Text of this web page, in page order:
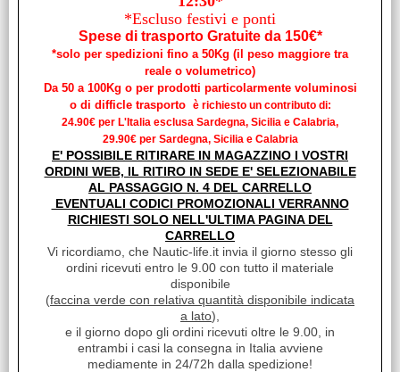
REDANCE INOX Ø MM.12
Cod. art.:
Marca:
NO BRAND
Unità di misura:
*Escluso festivi e ponti
Spese di trasporto Gratuite da 150€*
*solo per spedizioni fino a 50Kg (il peso maggiore tra
reale o volumetrico)
Da 50 a 100Kg o per prodotti particolarmente voluminosi
o di difficle trasporto è richiesto un contributo di:
24.90€ per L'Italia esclusa Sardegna, Sicilia e Calabria,
29.90€ per Sardegna, Sicilia e Calabria
E' POSSIBILE RITIRARE IN MAGAZZINO I VOSTRI
ORDINI WEB, IL RITIRO IN SEDE E' SELEZIONABILE
AL PASSAGGIO N. 4 DEL CARRELLO
EVENTUALI CODICI PROMOZIONALI VERRANNO
RICHIESTI SOLO NELL'ULTIMA PAGINA DEL
CARRELLO
Vi ricordiamo, che Nautic-life.it invia il giorno stesso gli
ordini ricevuti entro le 9.00 con tutto il materiale
disponibile
(faccina verde con relativa quantità disponibile indicata
a lato),
e il giorno dopo gli ordini ricevuti oltre le 9.00, in
entrambi i casi la consegna in Italia avviene
mediamente in 24/72h dalla spedizione!